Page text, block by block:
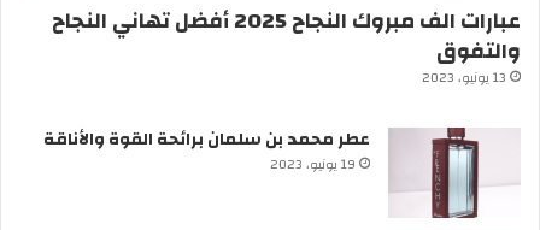
عبارات الف مبروك النجاح 2025 أفضل تهاني النجاح
والتفوق
13 يونيو، 2023
عطر محمد بن سلمان برائحة القوة والأناقة
19 يونيو، 2023